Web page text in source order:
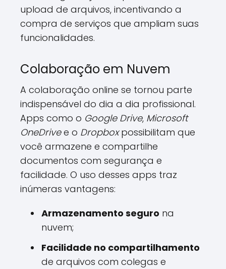
upload de arquivos, incentivando a
compra de serviços que ampliam suas
funcionalidades.
Colaboração em Nuvem
A colaboração online se tornou parte
indispensável do dia a dia profissional.
Apps como o Google Drive, Microsoft
OneDrivee o Dropboxpossibilitam que
você armazene e compartilhe
documentos com segurança e
facilidade. O uso desses apps traz
inúmeras vantagens:
Armazenamento seguro na
nuvem;
Facilidade no compartilhamento
de arquivos com colegas e